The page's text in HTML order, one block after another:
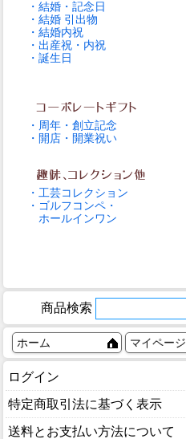
・結婚・記念日
・結婚 引出物
・結婚内祝
・出産祝・内祝
・誕生日
・周年・創立記念
・開店・開業祝い
・工芸コレクション
・ゴルフコンペ・
ホールインワン
商品検索
ホーム マイページ
ログイン
特定商取引法に基づく表示
送料とお支払い方法について